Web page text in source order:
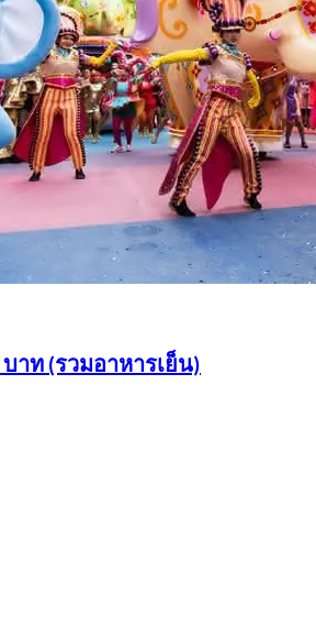
าท (รวมอาหารเย็น)